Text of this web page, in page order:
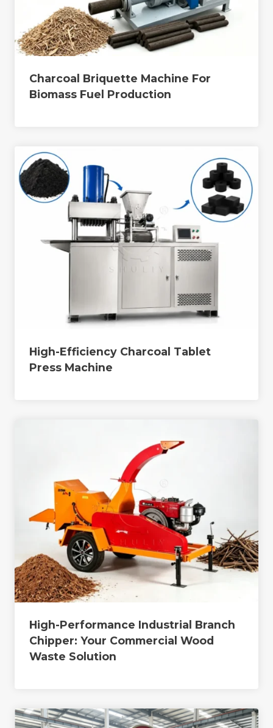
Charcoal Briquette Machine For
Biomass Fuel Production
High-Efficiency Charcoal Tablet
Press Machine
High-Performance Industrial Branch
Chipper: Your Commercial Wood
Waste Solution